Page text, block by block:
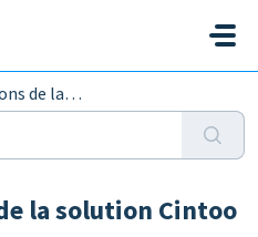
Cintoo
la solution Cintoo